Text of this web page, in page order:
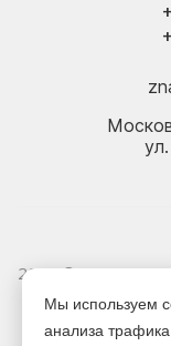
2026 © Электрика
Королёв.
Мы используем
анализа